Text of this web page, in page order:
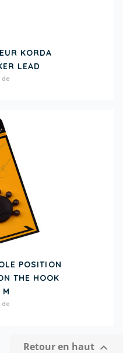
KORDA
LEAD
POSITION
THE HOOK
Retour en haut 